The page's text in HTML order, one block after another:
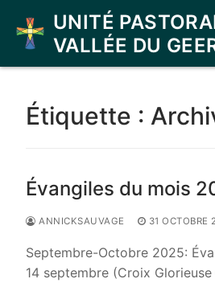
contenu
UNITÉ
VALLÉE DU
Étiquette :
Évangiles du mois
ANNICKSAUVAGE 31 OCTOBRE
Septembre-Octobre 2025:
14 septembre (Croix